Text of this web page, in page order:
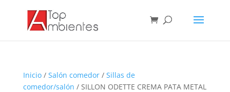
Inicio/ Salón comedor/ Sillas de
comedor/salón / SILLON ODETTE CREMA PATA METAL